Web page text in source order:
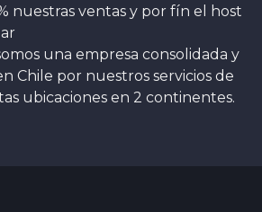
nuestras ventas y por fín el host
una empresa consolidada y
Chile por nuestros servicios de
ubicaciones en 2 continentes.